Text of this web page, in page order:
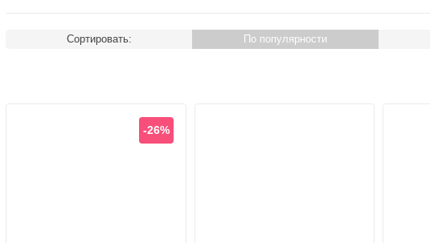
Сортировать: По популярности
-26%